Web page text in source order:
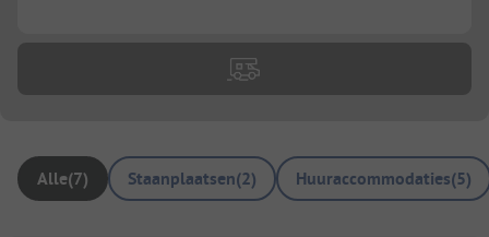
Alle(7) Staanplaatsen(2) Huuraccommodaties(5)